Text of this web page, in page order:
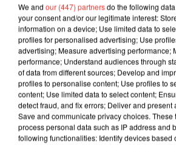
We and our (447) partnersdo the following
your consent and/or our legitimate interest:
information on a device; Use limited data to
profiles for personalised advertising; Use
advertising; Measure advertising performance;
performance; Understand audiences through
of data from different sources; Develop and
profiles to personalise content; Use profiles to
content; Use limited data to select content;
detect fraud, and fix errors; Deliver and
Save and communicate privacy choices.
process personal data such as IP address and
following functionalities: Identify devices based